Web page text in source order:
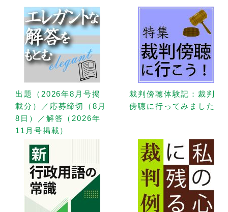
出題（2026年8月号掲
載分）／応募締切（8月
8日）／解答（2026年
11月号掲載）
裁判傍聴体験記：裁判
傍聴に行ってみました